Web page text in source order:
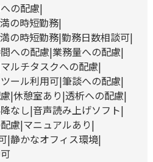
の配慮
の時短勤務
の時短勤務 勤務日数相談可
への配慮 業務量への配慮
マルチタスクへの配慮
ール利用可 筆談への配慮
休憩室あり 透析への配慮
なし 音声読み上げソフト
慮 マニュアルあり
静かなオフィス環境